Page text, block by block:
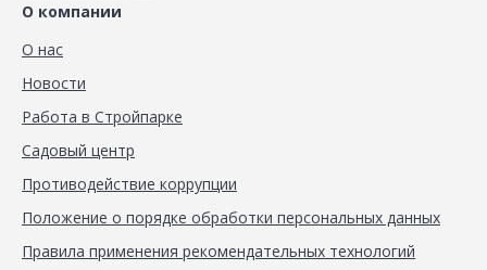
О компании
О нас
Новости
Работа в Стройпарке
Садовый центр
Противодействие коррупции
Положение о порядке обработки персональных данных
Правила применения рекомендательных технологий